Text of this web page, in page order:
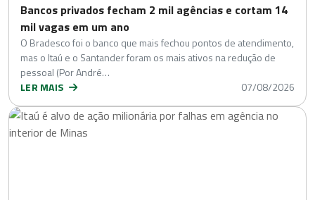
Bancos privados fecham 2 mil agências e cortam 14
mil vagas em um ano
O Bradesco foi o banco que mais fechou pontos de atendimento,
mas o Itaú e o Santander foram os mais ativos na redução de
pessoal (Por André…
LER MAIS
07/08/2026